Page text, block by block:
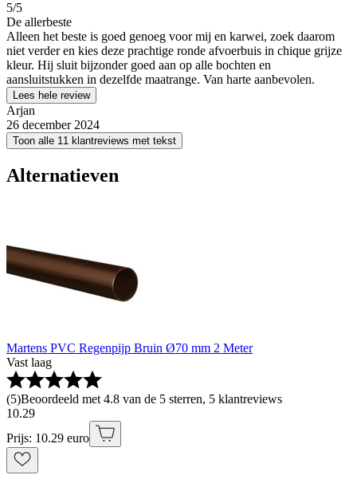
5/5
De allerbeste
Alleen het beste is goed genoeg voor mij en karwei, zoek daarom
niet verder en kies deze prachtige ronde afvoerbuis in chique grijze
kleur. Hij sluit bijzonder goed aan op alle bochten en
aansluitstukken in dezelfde maatrange. Van harte aanbevolen.
Lees hele review
Arjan
26 december 2024
Toon alle 11 klantreviews met tekst
Alternatieven
Martens PVC Regenpijp Bruin Ø70 mm 2 Meter
Vast laag
(5)Beoordeeld met 4.8 van de 5 sterren, 5 klantreviews
10.29
Prijs: 10.29 euro